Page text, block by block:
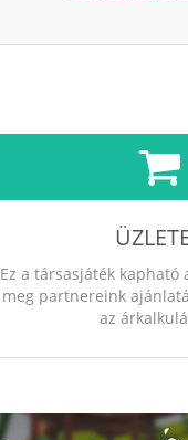
Ez a társasjáték kapható
meg partnereink
az